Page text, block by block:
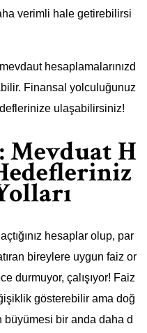
verimli hale getirebilirsi
hesaplamalarınızd
Finansal yolculuğunuz
ulaşabilirsiniz!
Mevduat H
hesaplar olup, par
bireylere uygun faiz or
durmuyor, çalışıyor! Faiz
gösterebilir ama doğ
büyümesi bir anda daha d